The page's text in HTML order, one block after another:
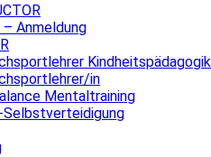
Anmeldung
Kindheitspädagogik
in
Mentaltraining
Selbstverteidigung